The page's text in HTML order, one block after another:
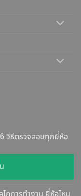
วิธีตรวจสอบทุกยี่ห้อ
Botox
แท้